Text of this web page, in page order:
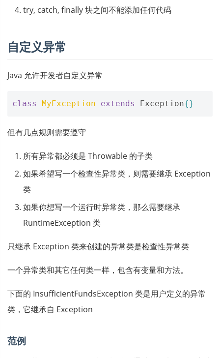
try, catch, finally 块之间不能添加任何代码
自定义异常
Java 允许开发者自定义异常
class MyException extends Exception{}
但有几点规则需要遵守
所有异常都必须是 Throwable 的子类
如果希望写一个检查性异常类，则需要继承 Exception
类
如果你想写一个运行时异常类，那么需要继承
RuntimeException 类
只继承 Exception 类来创建的异常类是检查性异常类
一个异常类和其它任何类一样，包含有变量和方法。
下面的 InsufficientFundsException 类是用户定义的异常
类，它继承自 Exception
范例